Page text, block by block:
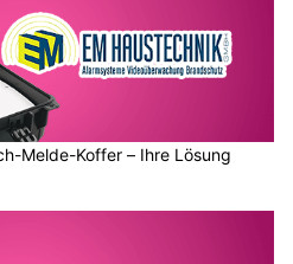
Melde-Koffer – Ihre Lösung